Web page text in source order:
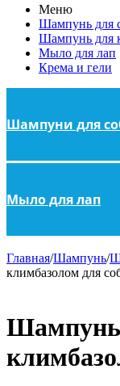
Меню
Шампунь для
Шампунь для
Мыло для лап
Крема и гели
Шампуни для
Мыло для лап
Главная/Шампунь/
климбазолом для
Шампунь